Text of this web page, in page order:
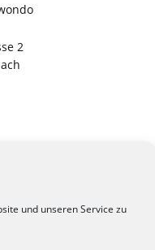
und unseren Service zu
2